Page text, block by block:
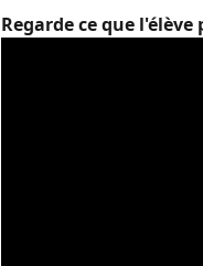
Regarde ce que